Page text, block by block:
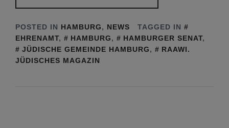
POSTED IN HAMBURG, NEWS
TAGGED IN
EHRENAMT, HAMBURG, HAMBURGER SENAT,
JÜDISCHE GEMEINDE HAMBURG,
RAAWI.
JÜDISCHES MAGAZIN